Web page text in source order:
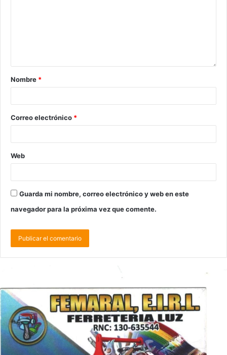
Nombre *
Correo electrónico *
Web
Guarda mi nombre, correo electrónico y web en este
navegador para la próxima vez que comente.